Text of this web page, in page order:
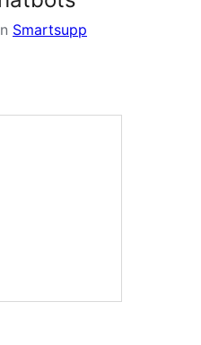
Smartsupp